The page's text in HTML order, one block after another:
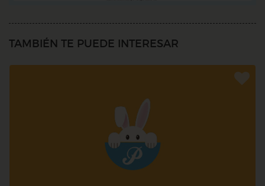
TAMBIÉN TE PUEDE INTERESAR